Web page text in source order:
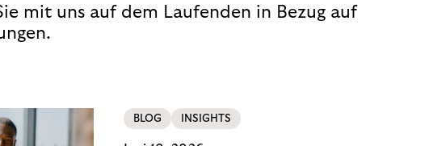
mit uns auf dem Laufenden in Bezug auf
BLOG INSIGHTS